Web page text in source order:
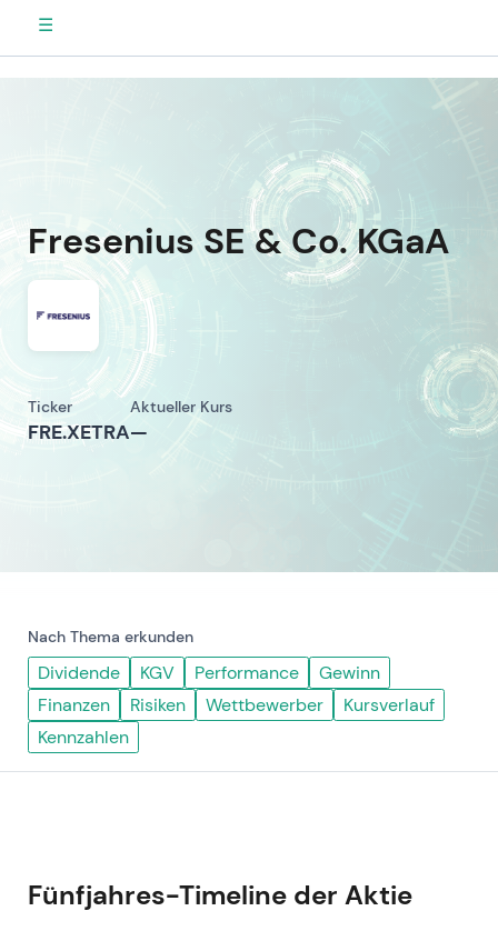
☰
Fresenius SE & Co. KGaA
Ticker
FRE.XETRA
Aktueller Kurs
—
Nach Thema erkunden
Dividende KGV Performance
Gewinn
Finanzen
Risiken Wettbewerber
Kursverlauf
Kennzahlen
Fünfjahres-Timeline der Aktie